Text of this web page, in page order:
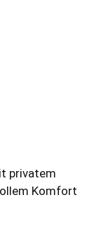
privatem
Komfort